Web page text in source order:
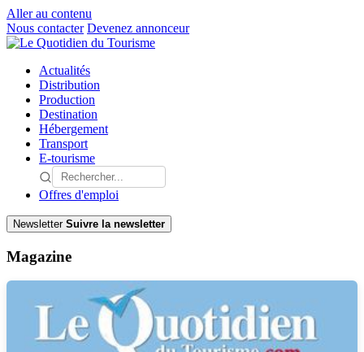
Aller au contenu
Nous contacter Devenez annonceur
Actualités
Distribution
Production
Destination
Hébergement
Transport
E-tourisme
Offres d'emploi
Newsletter Suivre la newsletter
Magazine